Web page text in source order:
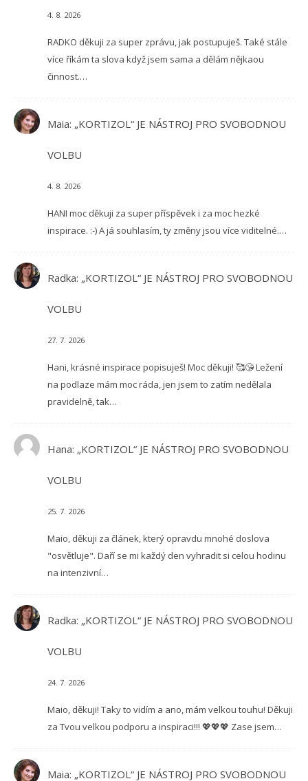
4. 8. 2026
RADKO děkuji za super zprávu, jak postupuješ. Také stále
více říkám ta slova když jsem sama a dělám nějkaou
činnost.…
Maia: „KORTIZOL“ JE NÁSTROJ PRO SVOBODNOU
VOLBU
4. 8. 2026
HANI moc děkuji za super příspěvek i za moc hezké
inspirace. :-) A já souhlasím, ty změny jsou více viditelné.…
Radka: „KORTIZOL“ JE NÁSTROJ PRO SVOBODNOU
VOLBU
27. 7. 2026
Hani, krásné inspirace popisuješ! Moc děkuji! 🥰😘 Ležení
na podlaze mám moc ráda, jen jsem to zatím nedělala
pravidelně, tak…
Hana: „KORTIZOL“ JE NÁSTROJ PRO SVOBODNOU
VOLBU
25. 7. 2026
Maio, děkuji za článek, který opravdu mnohé doslova
"osvětluje". Daří se mi každý den vyhradit si celou hodinu
na intenzivní…
Radka: „KORTIZOL“ JE NÁSTROJ PRO SVOBODNOU
VOLBU
24. 7. 2026
Maio, děkuji! Taky to vidím a ano, mám velkou touhu! Děkuji
za Tvou velkou podporu a inspiraci!!! 💖💖💖 Zase jsem…
Maia: „KORTIZOL“ JE NÁSTROJ PRO SVOBODNOU